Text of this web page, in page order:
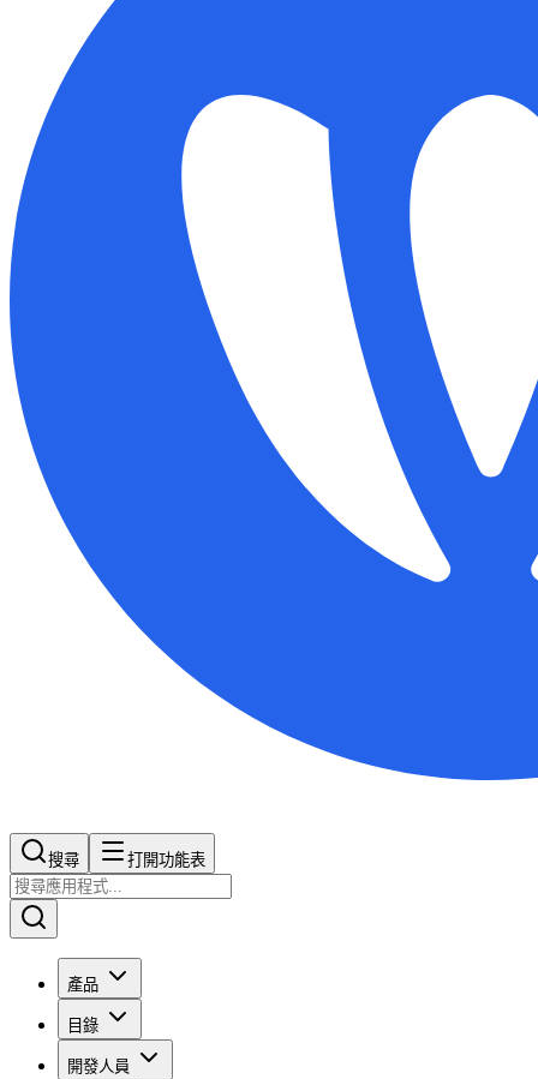
搜尋​​​​ 打開功能表
產品
目錄
開發人員